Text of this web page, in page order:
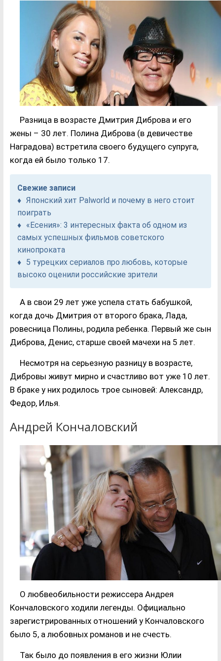
Разница в возрасте Дмитрия Диброва и его
жены – 30 лет. Полина Диброва (в девичестве
Наградова) встретила своего будущего супруга,
когда ей было только 17.
Свежие записи
Японский хит Palworld и почему в него стоит
поиграть
«Есения»: 3 интересных факта об одном из
самых успешных фильмов советского
кинопроката
5 турецких сериалов про любовь, которые
высоко оценили российские зрители
А в свои 29 лет уже успела стать бабушкой,
когда дочь Дмитрия от второго брака, Лада,
ровесница Полины, родила ребенка. Первый же сын
Диброва, Денис, старше своей мачехи на 5 лет.
Несмотря на серьезную разницу в возрасте,
Дибровы живут мирно и счастливо вот уже 10 лет.
В браке у них родилось трое сыновей: Александр,
Федор, Илья.
Андрей Кончаловский
О любвеобильности режиссера Андрея
Кончаловского ходили легенды. Официально
зарегистрированных отношений у Кончаловского
было 5, а любовных романов и не счесть.
Так было до появления в его жизни Юлии